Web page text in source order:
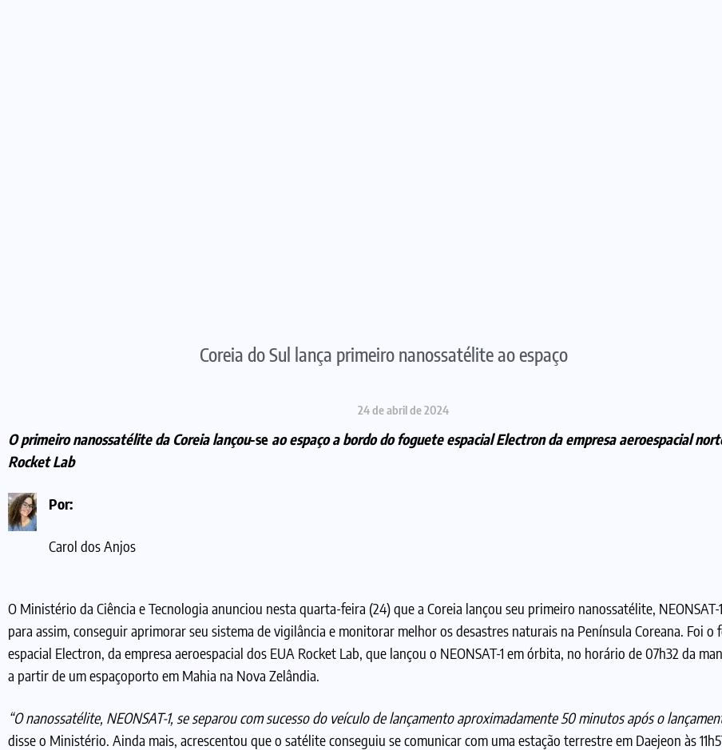
Coreia do Sul lança primeiro nanossatélite ao espaço
24 de abril de 2024
O primeiro nanossatélite da Coreia lançou-se ao espaço a bordo do foguete espacial Electron da empresa aeroespacial
Rocket Lab
Por:
Carol dos Anjos
O Ministério da Ciência e Tecnologia anunciou nesta quarta-feira (24) que a Coreia lançou seu primeiro nanossatélite, NEONSAT-
para assim, conseguir aprimorar seu sistema de vigilância e monitorar melhor os desastres naturais na Península Coreana. Foi o
espacial Electron, da empresa aeroespacial dos EUA Rocket Lab, que lançou o NEONSAT-1 em órbita, no horário de 07h32 da
a partir de um espaçoporto em Mahia na Nova Zelândia.
“O nanossatélite, NEONSAT-1, se separou com sucesso do veículo de lançamento aproximadamente 50 minutos após o
disse o Ministério. Ainda mais, acrescentou que o satélite conseguiu se comunicar com uma estação terrestre em Daejeon às